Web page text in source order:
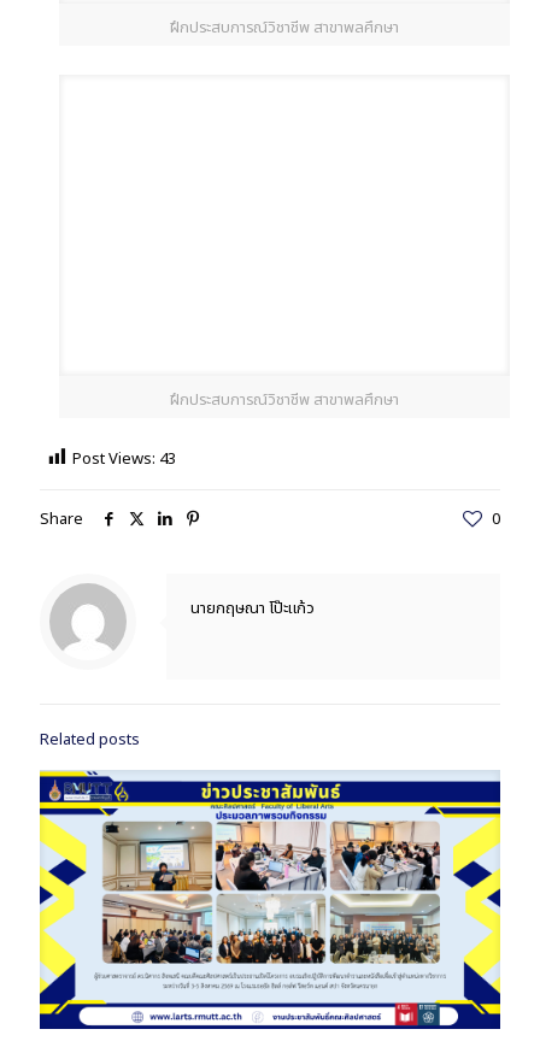
ฝึกประสบการณ์วิชาชีพ สาขาพลศึกษา
ฝึกประสบการณ์วิชาชีพ สาขาพลศึกษา
Post Views: 43
Share 0
นายกฤษณา โป๊ะแก้ว
Related posts